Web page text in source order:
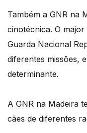
Também a GNR na
cinotécnica. O
Guarda Nacional
diferentes missões,
determinante.
A GNR na Madeira
cães de diferentes